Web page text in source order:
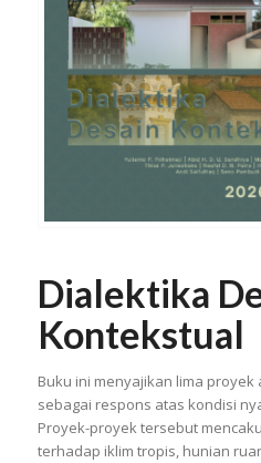
Dialektika
Kontekstual
Buku ini menyajikan lima
sebagai respons atas kondisi
Proyek-proyek tersebut
terhadap iklim tropis, hunian